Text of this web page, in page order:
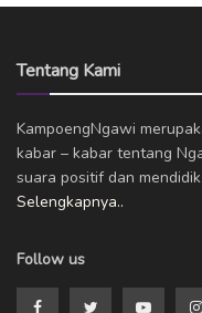
Tentang Kami
KampoengNgawi
kabar – kabar tentang
suara positif dan
Selengkapnya..
Follow us